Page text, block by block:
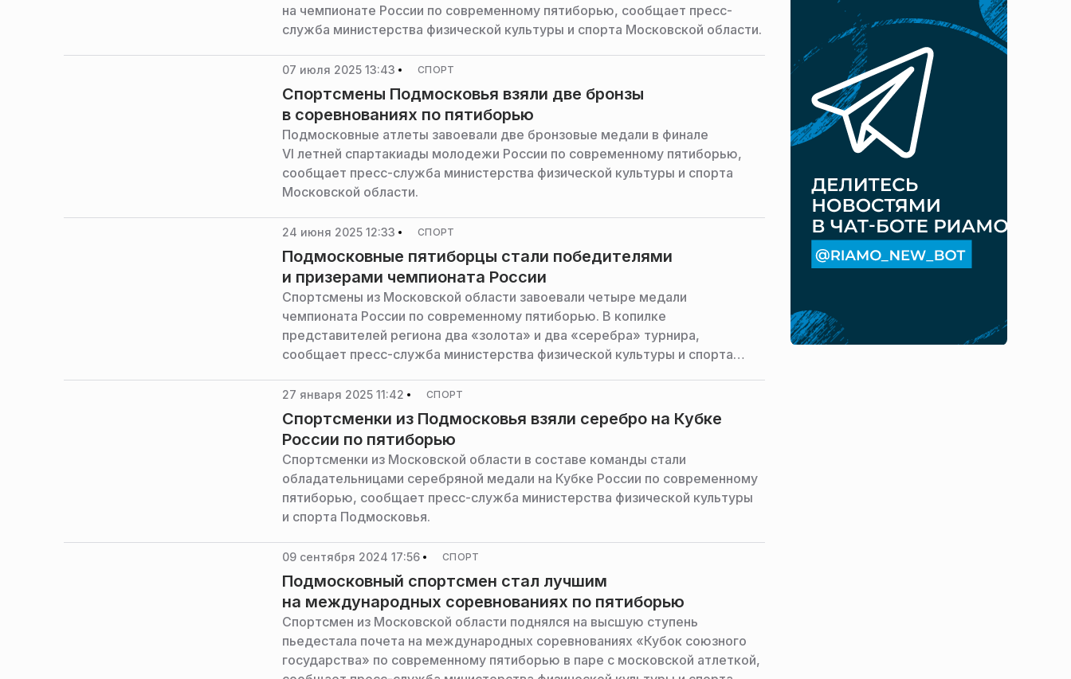
на чемпионате России по современному пятиборью, сообщает пресс-
служба министерства физической культуры и спорта Московской области.
07 июля 2025 13:43 СПОРТ
Спортсмены Подмосковья взяли две бронзы
в соревнованиях по пятиборью
Подмосковные атлеты завоевали две бронзовые медали в финале
VI летней спартакиады молодежи России по современному пятиборью,
сообщает пресс-служба министерства физической культуры и спорта
Московской области.
24 июня 2025 12:33 СПОРТ
Подмосковные пятиборцы стали победителями
и призерами чемпионата России
Спортсмены из Московской области завоевали четыре медали
чемпионата России по современному пятиборью. В копилке
представителей региона два «золота» и два «серебра» турнира,
сообщает пресс-служба министерства физической культуры и спорта
27 января 2025 11:42 СПОРТ
Спортсменки из Подмосковья взяли серебро на Кубке
России по пятиборью
Спортсменки из Московской области в составе команды стали
обладательницами серебряной медали на Кубке России по современному
пятиборью, сообщает пресс-служба министерства физической культуры
и спорта Подмосковья.
09 сентября 2024 17:56 СПОРТ
Подмосковный спортсмен стал лучшим
на международных соревнованиях по пятиборью
Спортсмен из Московской области поднялся на высшую ступень
пьедестала почета на международных соревнованиях «Кубок союзного
государства» по современному пятиборью в паре с московской атлеткой,